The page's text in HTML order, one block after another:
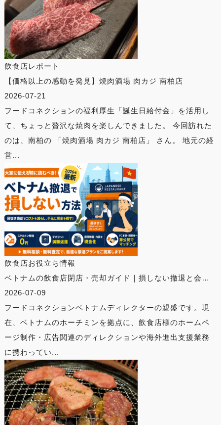
飲食店レポート
【価格以上の感動を発見】焼肉酒場 肉カジ 南柏店
2026-07-21
フードコネクションの福利厚生「誕生日給付金」を活用し
て、ちょっと贅沢な焼肉を楽しんできました。 今回訪れた
のは、南柏の 「焼肉酒場 肉カジ 南柏店」 さん。 地元の経
営...
飲食店お役立ち情報
ベトナムの飲食店閉店・売却ガイド｜損しない撤退と会…
2026-07-09
フードコネクションベトナムディレクターの親盛です。現
在、ベトナムのホーチミンを拠点に、飲食店様のホームペ
ージ制作・広告関連のディレクションや海外進出支援業務
に携わってい...